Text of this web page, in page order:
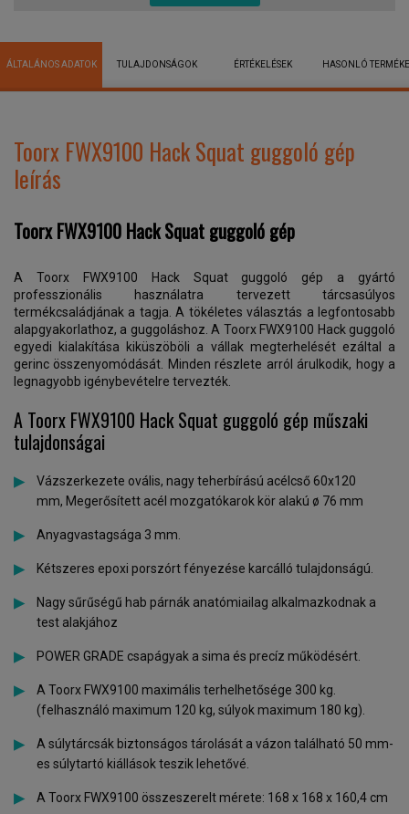
ÁLTALÁNOS ADATOK TULAJDONSÁGOK ÉRTÉKELÉSEK HASONLÓ
Toorx FWX9100 Hack Squat guggoló gép
leírás
Toorx FWX9100 Hack Squat guggoló gép
A Toorx FWX9100 Hack Squat guggoló gép a gyártó
professzionális használatra tervezett tárcsasúlyos
termékcsaládjának a tagja. A tökéletes választás a legfontosabb
alapgyakorlathoz, a guggoláshoz. A Toorx FWX9100 Hack guggoló
egyedi kialakítása kiküszöböli a vállak megterhelését ezáltal a
gerinc összenyomódását. Minden részlete arról árulkodik, hogy a
legnagyobb igénybevételre tervezték.
A Toorx FWX9100 Hack Squat guggoló gép műszaki
tulajdonságai
Vázszerkezete ovális, nagy teherbírású acélcső 60x120
mm, Megerősített acél mozgatókarok kör alakú ø 76 mm
Anyagvastagsága 3 mm.
Kétszeres epoxi porszórt fényezése karcálló tulajdonságú.
Nagy sűrűségű hab párnák anatómiailag alkalmazkodnak a
test alakjához
POWER GRADE csapágyak a sima és precíz működésért.
A Toorx FWX9100 maximális terhelhetősége 300 kg.
(felhasználó maximum 120 kg, súlyok maximum 180 kg).
A súlytárcsák biztonságos tárolását a vázon található 50 mm-
es súlytartó kiállások teszik lehetővé.
A Toorx FWX9100 összeszerelt mérete: 168 x 168 x 160,4 cm